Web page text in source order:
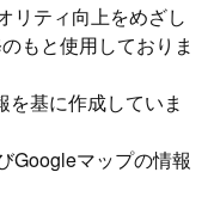
リティ向上をめざし
もと使用しておりま
基に作成していま
Googleマップの情報